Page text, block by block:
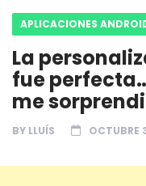
APLICACIONES
La
fue
me
BY LLUÍS OCTUBRE